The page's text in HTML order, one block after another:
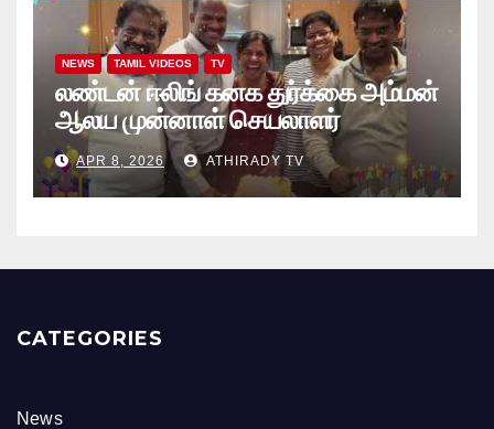
NEWS TAMIL VIDEOS TV
லண்டன் ஈலிங் கனக துர்க்கை அம்மன்
ஆலய முன்னாள் செயலாளர்
புங்குடுதீவு கண்ணன் பிறந்தநாள்
நிகழ்வு
APR 8, 2026 ATHIRADY TV
CATEGORIES
News